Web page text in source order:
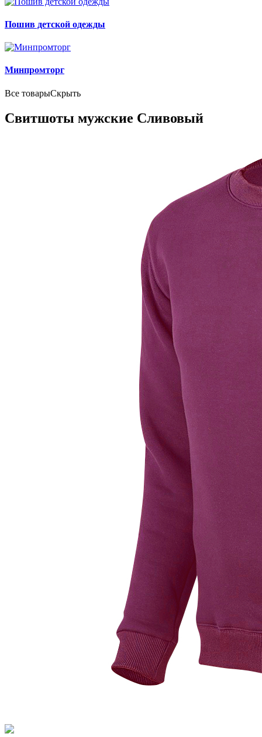
Пошив детской одежды
Минпромторг
Все товарыСкрыть
Свитшоты мужские Сливовый